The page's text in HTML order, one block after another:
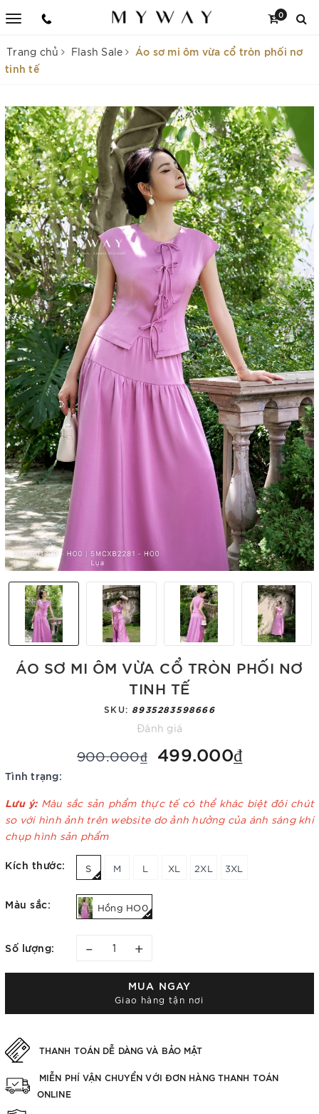
0
Trang chủ Flash Sale
Áo sơ mi ôm vừa cổ tròn phối nơ
tinh tế
ÁO SƠ MI ÔM VỪA CỔ TRÒN PHỐI NƠ
TINH TẾ
SKU: 8935283598666
Đánh giá
900.000₫ 499.000₫
Tình trạng:
Lưu ý: Màu sắc sản phẩm thực tế có thể khác biệt đôi chút
so với hình ảnh trên website do ảnh hưởng của ánh sáng khi
chụp hình sản phẩm
Kích thước: S M L XL 2XL 3XL
Màu sắc: Hồng HO0
Số lượng: – +
MUA NGAY
Giao hàng tận nơi
THANH TOÁN DỄ DÀNG VÀ BẢO MẬT
MIỄN PHÍ VẬN CHUYỂN VỚI ĐƠN HÀNG THANH TOÁN
ONLINE